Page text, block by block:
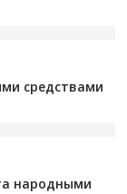
средствами
народными